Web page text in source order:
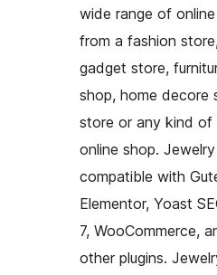
wide range of
from a fashion
gadget store,
shop, home decore
store or any kind of
online shop.
compatible with
Elementor, Yoast
7, WooCommerce,
other plugins.